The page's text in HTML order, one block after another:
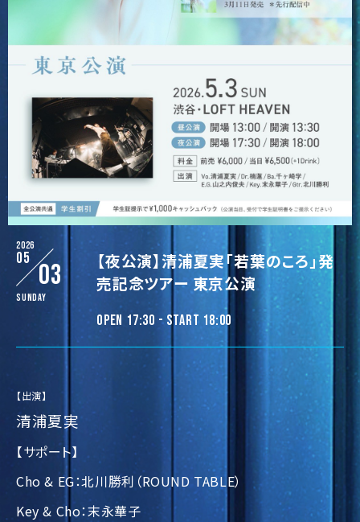
2026
05
03
Sunday
【夜公演】清浦夏実「若葉のころ」発
売記念ツアー 東京公演
OPEN 17:30 - START 18:00
【出演】
清浦夏実
【サポート】
Cho & EG：北川勝利（ROUND TABLE）
Key & Cho：末永華⼦